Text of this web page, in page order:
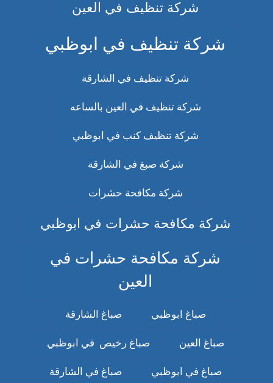
شركة تنظيف في العين
شركة تنظيف في ابوظبي
شركة تنظيف في الشارقة
شركة تنظيف في العين بالساعه
شركة تنظيف كنب في ابوظبي
شركة صبغ في الشارقة
شركة مكافحة حشرات
شركة مكافحة حشرات في ابوظبي
شركة مكافحة حشرات في
العين
صباغ ابوظبي صباغ الشارقة
صباغ العين صباغ رخيص في ابوظبي
صباغ في ابوظبي صباغ في الشارقة